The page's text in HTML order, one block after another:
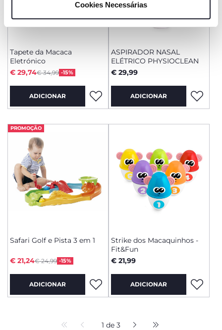
são necessários e essenciais para garantir o
funcionamento desta página.
Cookies Necessárias
Tapete da Macaca
Eletrónico
Price reduced from
€ 34,99 -15%
to
€ 29,74
ADICIONAR
ASPIRADOR NASAL
ELÉTRICO PHYSIOCLEAN
€ 29,99
ADICIONAR
PROMOÇÃO
Safari Golf e Pista 3 em 1
Price reduced from
€ 24,99 -15%
to
€ 21,24
ADICIONAR
Strike dos Macaquinhos -
Fit&Fun
€ 21,99
ADICIONAR
1 de 3